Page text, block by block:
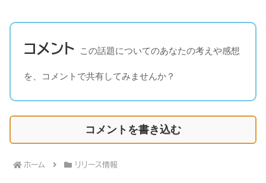
コメント この話題についてのあなたの考えや感想
を、コメントで共有してみませんか？
コメントを書き込む
ホーム リリース情報